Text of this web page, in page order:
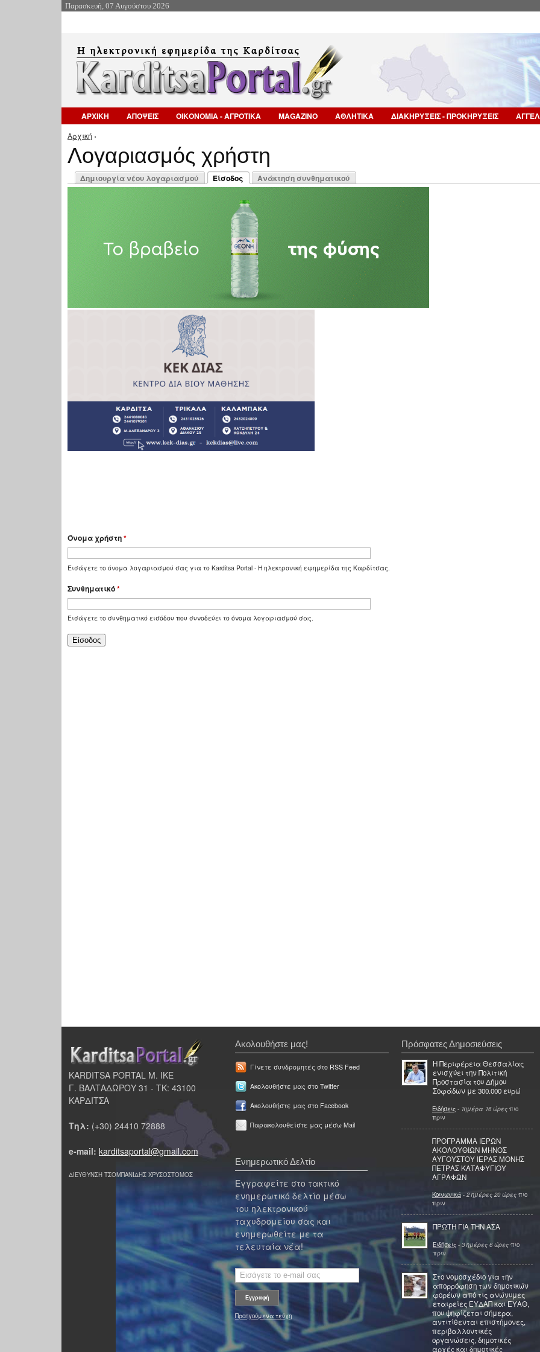
Παρασκευή, 07 Αυγούστου 2026
ΑΡΧΙΚΗ ΑΠΟΨΕΙΣ ΟΙΚΟΝΟΜΙΑ - ΑΓΡΟΤΙΚΑ MAGAZINO ΑΘΛΗΤΙΚΑ ΔΙΑΚΗΡΥΞΕΙΣ - ΠΡΟΚΗΡΥΞΕΙΣ
Είστε εδώ
Αρχική ›
Λογαριασμός χρήστη
Πρωτεύουσες καρτέλες
Δημιουργία νέου λογαριασμού
Είσοδος
(ενεργή καρτέλα)
Ανάκτηση συνθηματικού
Όνομα χρήστη*
Εισάγετε το όνομα λογαριασμού σας για το Karditsa Portal - Η ηλεκτρονική εφημερίδα της Καρδίτσας.
Συνθηματικό*
Εισάγετε το συνθηματικό εισόδου που συνοδεύει το όνομα λογαριασμού σας.
KARDITSA PORTAL Μ. ΙΚΕ
Γ. ΒΑΛΤΑΔΩΡΟΥ 31 - ΤΚ: 43100
ΚΑΡΔΙΤΣΑ
Τηλ: (+30) 24410 72888
e-mail: karditsaportal@gmail.com
ΔΙΕΥΘΥΝΣΗ ΤΣΟΜΠΑΝΙΔΗΣ ΧΡΥΣΟΣΤΟΜΟΣ
Ακολουθήστε μας!
Γίνετε συνδρομητές στο RSS Feed
Ακολουθήστε μας στο Twitter
Ακολουθήστε μας στο Facebook
Παρακολουθείστε μας μέσω Mail
Ενημερωτικό Δελτίο
Εγγραφείτε στο τακτικό
ενημερωτικό δελτίο μέσω
του ηλεκτρονικού
ταχυδρομείου σας και
ενημερωθείτε με τα
τελευταία νέα!
Προηγούμενα τεύχη
Πρόσφατες Δημοσιεύσεις
Η Περιφέρεια Θεσσαλίας
ενισχύει την Πολιτική
Προστασία του Δήμου
Σοφάδων με 300.000 ευρώ
Ειδήσεις - 1ημέρα 16 ώρες πιο
πριν
ΠΡΟΓΡΑΜΜΑ ΙΕΡΩΝ
ΑΚΟΛΟΥΘΙΩΝ ΜΗΝΟΣ
ΑΥΓΟΥΣΤΟΥ ΙΕΡΑΣ ΜΟΝΗΣ
ΠΕΤΡΑΣ ΚΑΤΑΦΥΓΙΟΥ
ΑΓΡΑΦΩΝ
Κοινωνικά - 2 ημέρες 20 ώρες πιο
πριν
ΠΡΩΤΗ ΓΙΑ ΤΗΝ ΑΣΑ
Ειδήσεις - 3 ημέρες 6 ώρες πιο
πριν
Στο νομοσχέδιο για την
απορρόφηση των δημοτικών
φορέων από τις ανώνυμες
εταιρείες ΕΥΔΑΠ και ΕΥΑΘ,
που ψηφίζεται σήμερα,
αντιτίθενται επιστήμονες,
περιβαλλοντικές
οργανώσεις, δημοτικές
αρχές και δημοτικές